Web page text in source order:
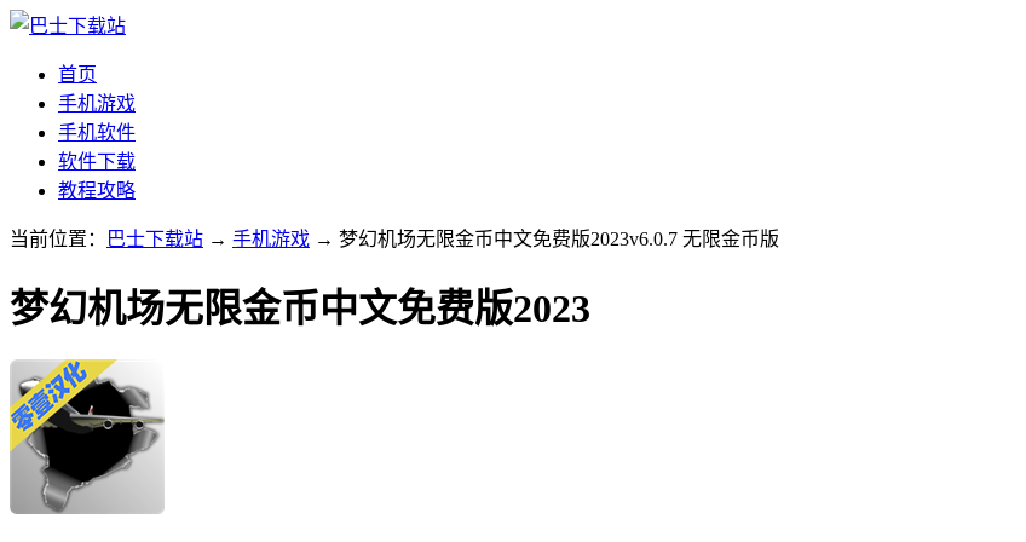
首页
手机游戏
手机软件
软件下载
教程攻略
当前位置： 巴士下载站 → 手机游戏 → 梦幻机场无限金币中文免费版2023v6.0.7 无限金币版
梦幻机场无限金币中文免费版2023